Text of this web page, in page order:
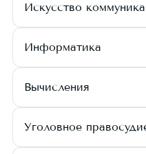
Искусство
Информатика
Вычисления
Уголовное